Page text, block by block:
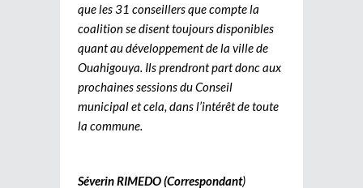
que les 31 conseillers que compte la
coalition se disent toujours disponibles
quant au développement de la ville de
Ouahigouya. Ils prendront part donc aux
prochaines sessions du Conseil
municipal et cela, dans l’intérêt de toute
la commune.
Séverin RIMEDO (Correspondant)